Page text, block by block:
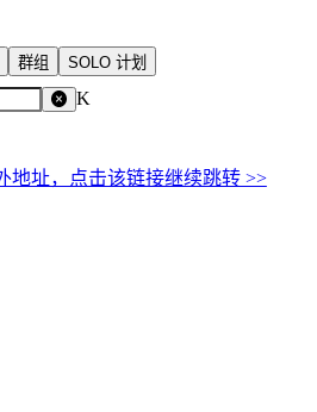
群组 SOLO 计划
K
地址，点击该链接继续跳转 >>